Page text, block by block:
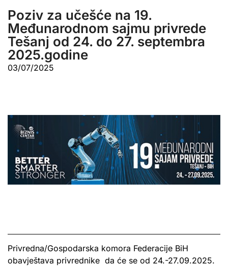
Poziv za učešće na 19.
Međunarodnom sajmu privrede
Tešanj od 24. do 27. septembra
2025.godine
03/07/2025
Privredna/Gospodarska komora Federacije BiH
obavještava privrednike da će se od 24.-27.09.2025.